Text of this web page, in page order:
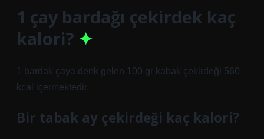
1 çay bardağı çekirdek kaç
kalori?
1 bardak çaya denk gelen 100 gr kabak çekirdeği 560
kcal içermektedir.
Bir tabak ay çekirdeği kaç kalori?